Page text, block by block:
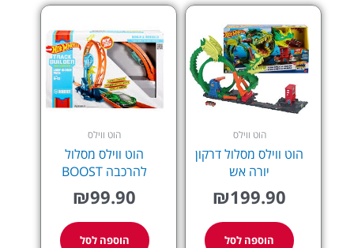
הוט ווילס
הוט ווילס מסלול דרקון
יורה אש
₪199.90
הוספה לסל
הוט ווילס
הוט ווילס מסלול
להרכבה BOOST
₪99.90
הוספה לסל